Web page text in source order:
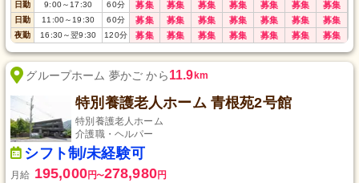
日勤 9:00～ 17:30 60分 募集 募集 募集 募集 募集 募集 募集
日勤 11:00～ 19:30 60分 募集 募集 募集 募集 募集 募集 募集
夜勤 16:30～翌9:30 120分 募集 募集 募集 募集 募集 募集 募集
グループホーム 夢かご から11.9km
特別養護老人ホーム 青根苑2号館
特別養護老人ホーム
介護職・ヘルパー
シフト制/未経験可
月給 195,000円〜278,980円